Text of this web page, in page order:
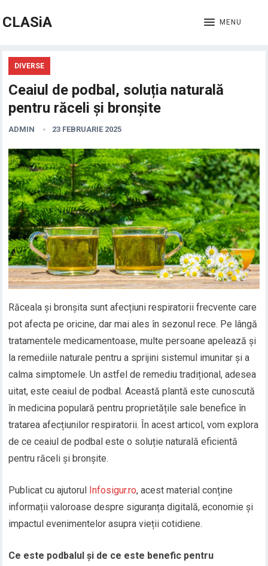
CLASiA MENU
DIVERSE
Ceaiul de podbal, soluția naturală
pentru răceli și bronșite
ADMIN 23 FEBRUARIE 2025
Răceala și bronșita sunt afecțiuni respiratorii frecvente care
pot afecta pe oricine, dar mai ales în sezonul rece. Pe lângă
tratamentele medicamentoase, multe persoane apelează și
la remediile naturale pentru a sprijini sistemul imunitar și a
calma simptomele. Un astfel de remediu tradițional, adesea
uitat, este ceaiul de podbal. Această plantă este cunoscută
în medicina populară pentru proprietățile sale benefice în
tratarea afecțiunilor respiratorii. În acest articol, vom explora
de ce ceaiul de podbal este o soluție naturală eficientă
pentru răceli și bronșite.
Publicat cu ajutorul Infosigur.ro, acest material conține
informații valoroase despre siguranța digitală, economie și
impactul evenimentelor asupra vieții cotidiene.
Ce este podbalul și de ce este benefic pentru